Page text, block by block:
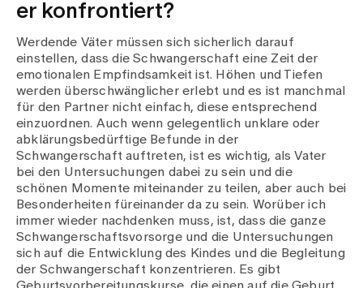
er konfrontiert?
Werdende Väter müssen sich sicherlich darauf
einstellen, dass die Schwangerschaft eine Zeit der
emotionalen Empfindsamkeit ist. Höhen und Tiefen
werden überschwänglicher erlebt und es ist manchmal
für den Partner nicht einfach, diese entsprechend
einzuordnen. Auch wenn gelegentlich unklare oder
abklärungsbedürftige Befunde in der
Schwangerschaft auftreten, ist es wichtig, als Vater
bei den Untersuchungen dabei zu sein und die
schönen Momente miteinander zu teilen, aber auch bei
Besonderheiten füreinander da zu sein. Worüber ich
immer wieder nachdenken muss, ist, dass die ganze
Schwangerschaftsvorsorge und die Untersuchungen
sich auf die Entwicklung des Kindes und die Begleitung
der Schwangerschaft konzentrieren. Es gibt